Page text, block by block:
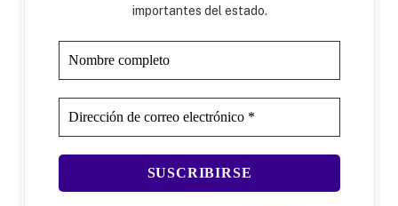
importantes del estado.